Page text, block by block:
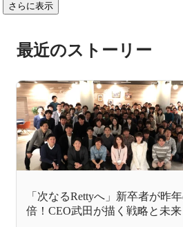
さらに表示
最近のストーリー
「次なるRettyへ」新卒者が昨
倍！CEO武田が描く戦略と未来